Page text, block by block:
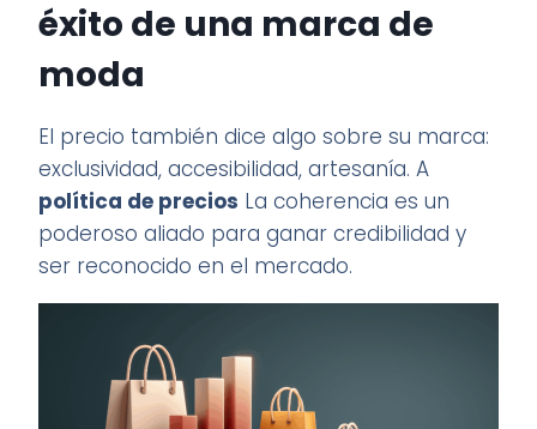
éxito de una marca de
moda
El precio también dice algo sobre su marca:
exclusividad, accesibilidad, artesanía. A
política de precios La coherencia es un
poderoso aliado para ganar credibilidad y
ser reconocido en el mercado.